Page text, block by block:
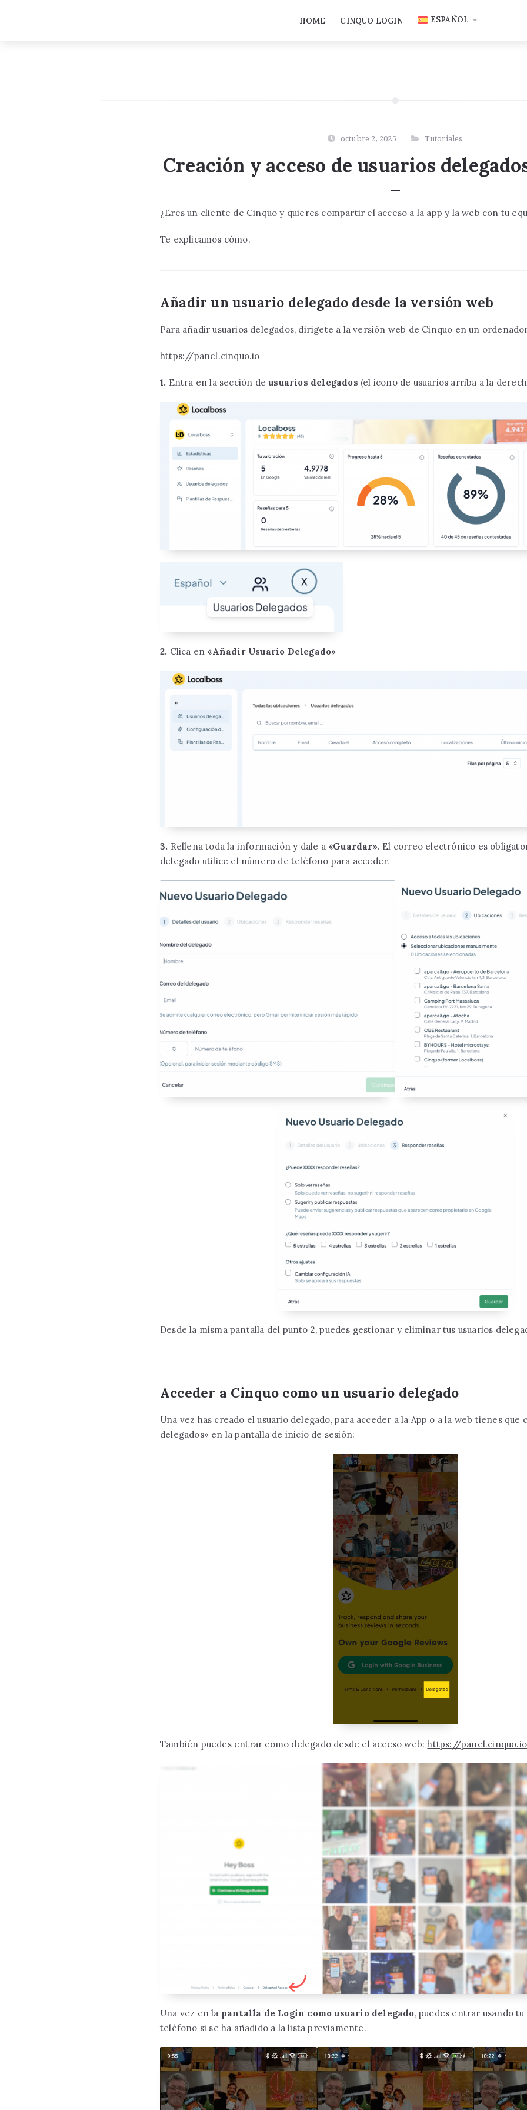
HOME CINQUO LOGIN ESPAÑOL
octubre 2, 2025 Tutoriales
Creación y acceso de usuarios
¿Eres un cliente de Cinquo y quieres compartir el acceso a la app y la web con tu
Te explicamos cómo.
Añadir un usuario delegado desde la versión web
Para añadir usuarios delegados, dirígete a la versión web de Cinquo en un
https://panel.cinquo.io
1. Entra en la sección deusuarios delegados (el icono de usuarios arriba a la
2. Clica en «Añadir Usuario Delegado»
3. Rellena toda la información y dale a «Guardar». El correo electrónico es
delegado utilice el número de teléfono para acceder.
Desde la misma pantalla del punto 2, puedes gestionar y eliminar tus usuarios
Acceder a Cinquo como un usuario delegado
Una vez has creado el usuario delegado, para acceder a la App o a la web tienes que
delegados» en la pantalla de inicio de sesión:
También puedes entrar como delegado desde el acceso web:https://panel.cinquo.io
Una vez en la pantalla de Login como usuario delegado, puedes entrar usando
teléfono si se ha añadido a la lista previamente.